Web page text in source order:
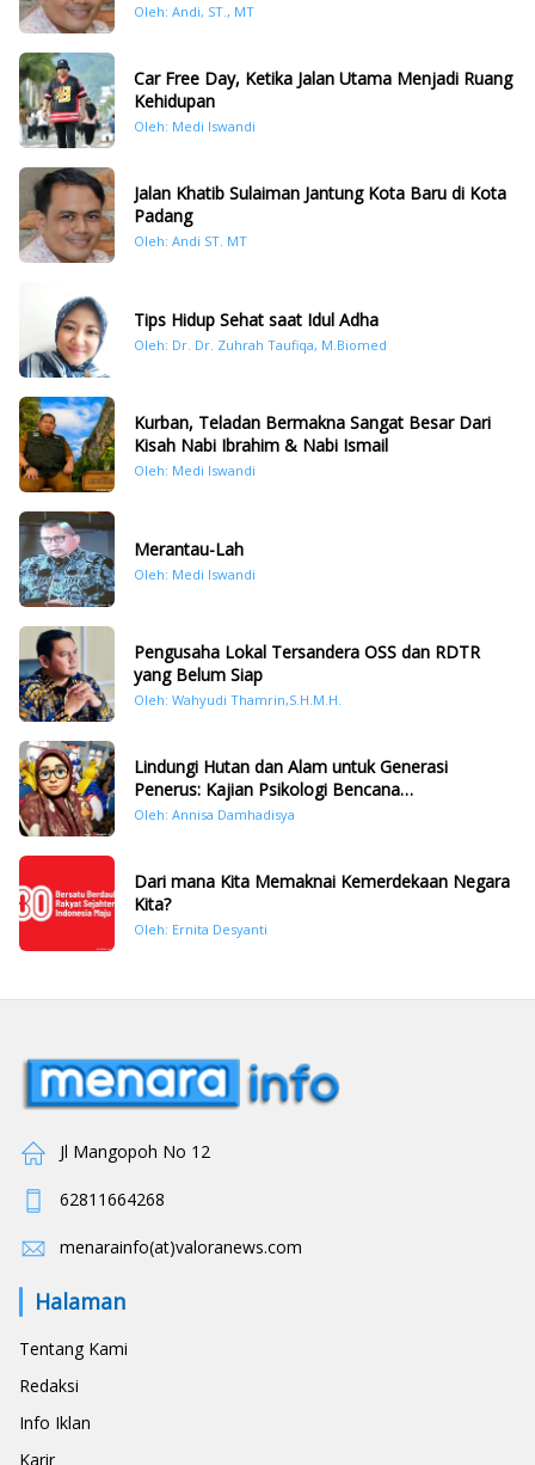
Oleh: Andi, ST., MT
Car Free Day, Ketika Jalan Utama Menjadi Ruang
Kehidupan
Oleh: Medi Iswandi
Jalan Khatib Sulaiman Jantung Kota Baru di Kota
Padang
Oleh: Andi ST. MT
Tips Hidup Sehat saat Idul Adha
Oleh: Dr. Dr. Zuhrah Taufiqa, M.Biomed
Kurban, Teladan Bermakna Sangat Besar Dari
Kisah Nabi Ibrahim & Nabi Ismail
Oleh: Medi Iswandi
Merantau-Lah
Oleh: Medi Iswandi
Pengusaha Lokal Tersandera OSS dan RDTR
yang Belum Siap
Oleh: Wahyudi Thamrin,S.H.M.H.
Lindungi Hutan dan Alam untuk Generasi
Penerus: Kajian Psikologi Bencana
Hidrometeorologi di Sumatera Pasca Tragedi
Oleh: Annisa Damhadisya
Dari mana Kita Memaknai Kemerdekaan Negara
Kita?
Oleh: Ernita Desyanti
Jl Mangopoh No 12
62811664268
menarainfo(at)valoranews.com
Halaman
Tentang Kami
Redaksi
Info Iklan
Karir